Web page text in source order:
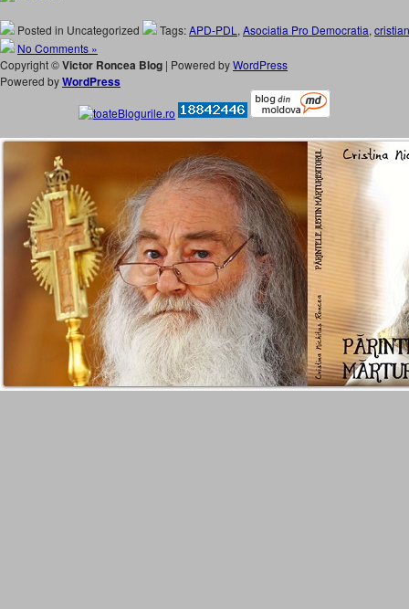
Posted in Uncategorized Tags:APD-PDL , Asociatia Pro Democratia,
No Comments »
Copyright ©Victor Roncea Blog | Powered byWordPress
Powered byWordPress